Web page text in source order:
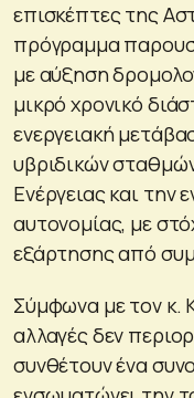
επισκέπτες της
πρόγραμμα
με αύξηση
μικρό χρονικό
ενεργειακή
υβριδικών
Ενέργειας και την
αυτονομίας, με
εξάρτησης από
Σύμφωνα με τον κ.
αλλαγές δεν
συνθέτουν ένα